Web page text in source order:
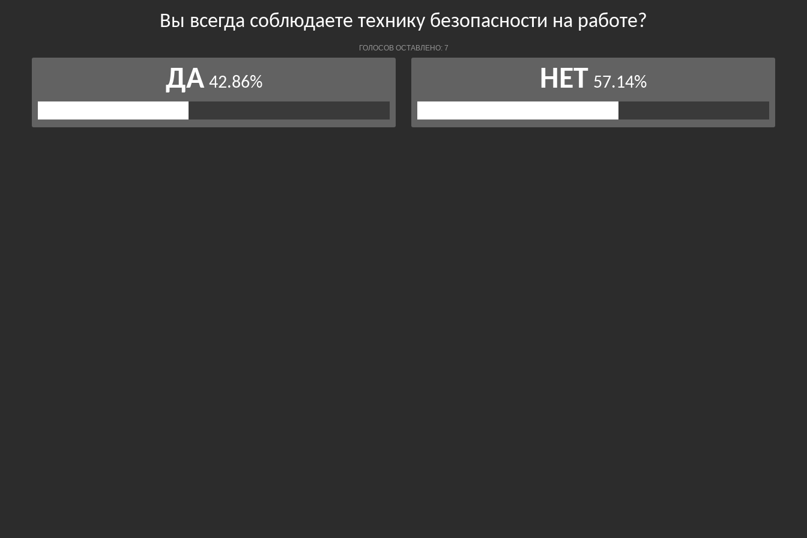
Вы всегда соблюдаете технику безопасности на работе?
ГОЛОСОВ ОСТАВЛЕНО: 7
ДА 42.86% НЕТ 57.14%